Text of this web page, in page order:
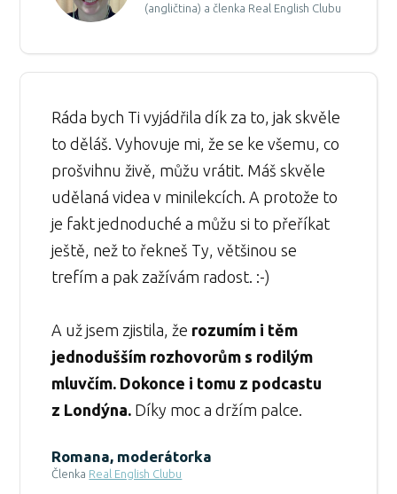
(angličtina) a členka Real English Clubu
Ráda bych Ti vyjádřila dík za to, jak skvěle
to děláš. Vyhovuje mi, že se ke všemu, co
prošvihnu živě, můžu vrátit. Máš skvěle
udělaná videa v minilekcích. A protože to
je fakt jednoduché a můžu si to přeříkat
ještě, než to řekneš Ty, většinou se
trefím a pak zažívám radost. :-)
A už jsem zjistila, že rozumím i těm
jednodušším rozhovorům s rodilým
mluvčím. Dokonce i tomu z podcastu
z Londýna. Díky moc a držím palce.
Romana, moderátorka
Členka Real English Clubu